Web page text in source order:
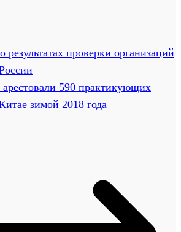
результатах проверки организаций
арестовали 590 практикующих
зимой 2018 года